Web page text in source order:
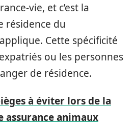
vie, et c’est la
résidence du
Cette spécificité
ou les personnes
de résidence.
à éviter lors de la
assurance animaux